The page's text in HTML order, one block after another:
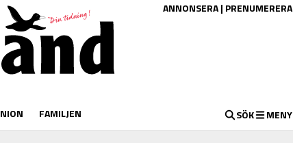
ANNONSERA| PRENUMERERA
FAMILJEN SÖK MENY